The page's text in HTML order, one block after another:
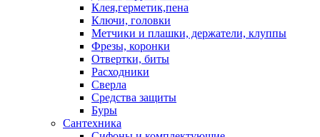
Клея,герметик,пена
Ключи, головки
Метчики и плашки, держатели, клуппы
Фрезы, коронки
Отвертки, биты
Расходники
Сверла
Средства защиты
Буры
Сантехника